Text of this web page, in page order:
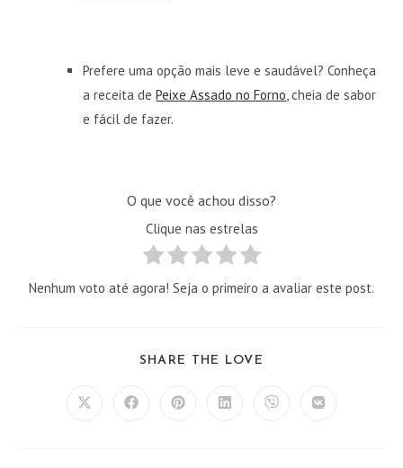
Prefere uma opção mais leve e saudável? Conheça
a receita dePeixe Assado no Forno , cheia de sabor
e fácil de fazer.
O que você achou disso?
Clique nas estrelas
Nenhum voto até agora! Seja o primeiro a avaliar este post.
SHARE THE LOVE
Abre Abre Abre Abre Abre Abre